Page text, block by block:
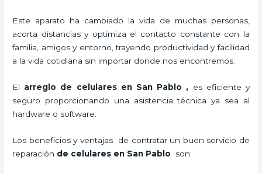
Este aparato ha cambiado la vida de muchas personas,
acorta distancias y optimiza el contacto constante con la
familia, amigos y entorno, trayendo productividad y facilidad
a la vida cotidiana sin importar donde nos encontremos.
El arreglo de celulares en San Pablo , es eficiente y
seguro proporcionando una asistencia técnica ya sea al
hardware o software.
Los beneficios y ventajas de contratar un buen servicio de
reparación de celulares en San Pablo son: